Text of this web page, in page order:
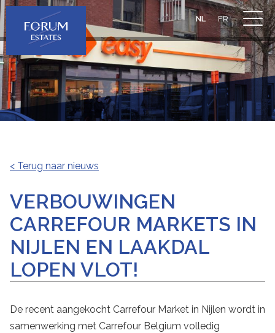
NL FR
< Terug naar nieuws
VERBOUWINGEN
CARREFOUR MARKETS IN
NIJLEN EN LAAKDAL
LOPEN VLOT!
De recent aangekocht Carrefour Market in Nijlen wordt in
samenwerking met Carrefour Belgium volledig